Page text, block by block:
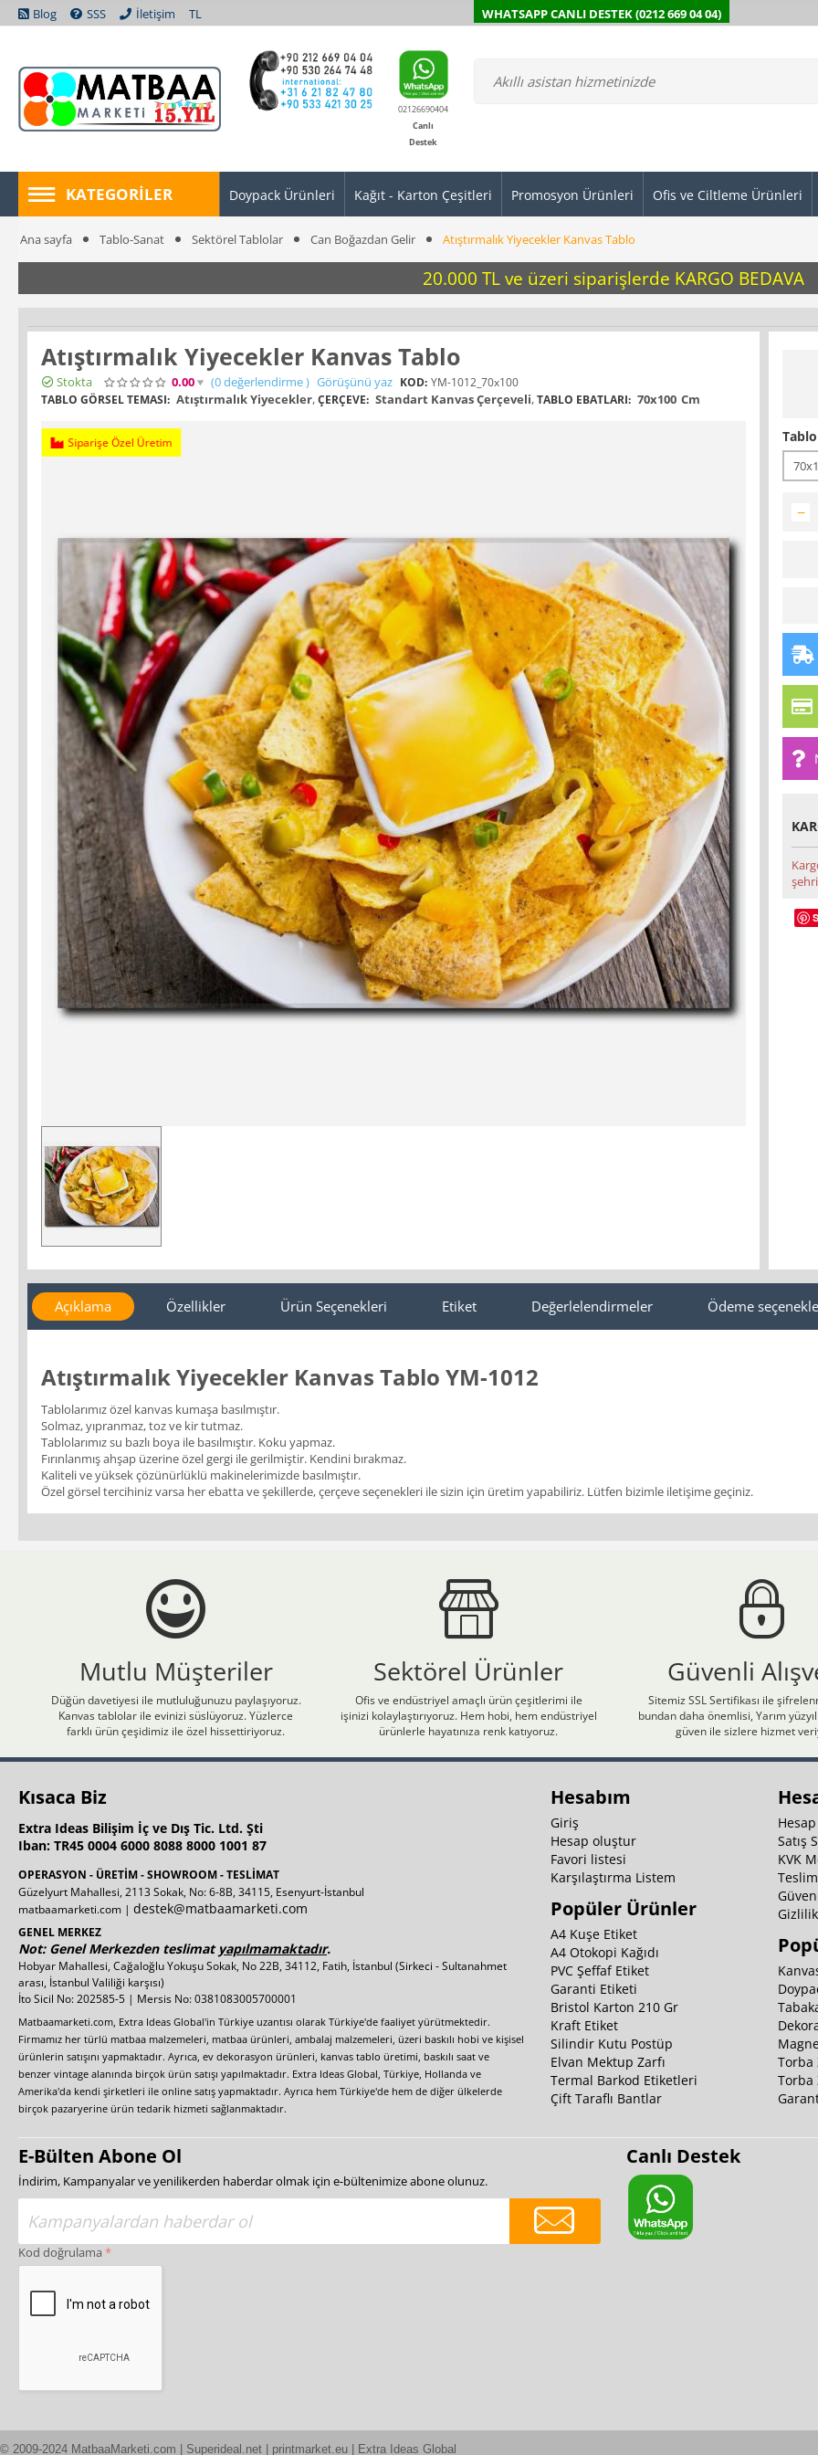
Blog SSS İletişim TL WHATSAPP CANLI DESTEK (0212 669 04 04)
02126690404
Canlı
Destek
KATEGORILER Doypack Ürünleri Kağıt - Karton Çeşitleri Promosyon Ürünleri Ofis ve Ciltleme Ürünleri
Ana sayfa Tablo-Sanat Sektörel Tablolar Can Boğazdan Gelir Atıştırmalık Yiyecekler Kanvas Tablo
20.000 TL ve üzeri siparişlerde KARGO BEDAVA
Atıştırmalık Yiyecekler Kanvas Tablo
Stokta 0.00 (0değerlendirme) Görüşünü yaz KOD: YM-1012_70x100
TABLO GÖRSEL TEMASI: Atıştırmalık Yiyecekler,ÇERÇEVE: Standart Kanvas Çerçeveli,TABLO EBATLARI: 70x100 Cm
Siparişe Özel Üretim
−
Açıklama Özellikler Ürün Seçenekleri Etiket Değerlelendirmeler Ödeme
Atıştırmalık Yiyecekler Kanvas Tablo YM-1012
Tablolarımız özel kanvas kumaşa basılmıştır.
Solmaz, yıpranmaz, toz ve kir tutmaz.
Tablolarımız su bazlı boya ile basılmıştır. Koku yapmaz.
Fırınlanmış ahşap üzerine özel gergi ile gerilmiştir. Kendini bırakmaz.
Kaliteli ve yüksek çözünürlüklü makinelerimizde basılmıştır.
Özel görsel tercihiniz varsa her ebatta ve şekillerde, çerçeve seçenekleri ile sizin için üretim yapabiliriz. Lütfen bizimle iletişime geçiniz.
Mutlu Müşteriler
Düğün davetiyesi ile mutluluğunuzu paylaşıyoruz.
Kanvas tablolar ile evinizi süslüyoruz. Yüzlerce
farklı ürün çeşidimiz ile özel hissettiriyoruz.
Sektörel Ürünler
Ofis ve endüstriyel amaçlı ürün çeşitlerimi ile
işinizi kolaylaştırıyoruz. Hem hobi, hem endüstriyel
ürünlerle hayatınıza renk katıyoruz.
Güvenli
Sitemiz SSL Sertifikası ile
bundan daha önemlisi, Yarım
güven ile sizlere hizmet
Kısaca Biz
Extra Ideas Bilişim İç ve Dış Tic. Ltd. Şti
Iban: TR45 0004 6000 8088 8000 1001 87
OPERASYON - ÜRETİM - SHOWROOM - TESLİMAT
Güzelyurt Mahallesi, 2113 Sokak, No: 6-8B, 34115, Esenyurt-İstanbul
matbaamarketi.com | destek@matbaamarketi.com
GENEL MERKEZ
Not: Genel Merkezden teslimat yapılmamaktadır.
Hobyar Mahallesi, Cağaloğlu Yokuşu Sokak, No 22B, 34112, Fatih, İstanbul (Sirkeci - Sultanahmet
arası, İstanbul Valiliği karşısı)
İto Sicil No: 202585-5 | Mersis No: 0381083005700001
Matbaamarketi.com, Extra Ideas Global'in Türkiye uzantısı olarak Türkiye'de faaliyet yürütmektedir.
Firmamız her türlü matbaa malzemeleri, matbaa ürünleri, ambalaj malzemeleri, üzeri baskılı hobi ve kişisel
ürünlerin satışını yapmaktadır. Ayrıca, ev dekorasyon ürünleri, kanvas tablo üretimi, baskılı saat ve
benzer vintage alanında birçok ürün satışı yapılmaktadır. Extra Ideas Global, Türkiye, Hollanda ve
Amerika'da kendi şirketleri ile online satış yapmaktadır. Ayrıca hem Türkiye'de hem de diğer ülkelerde
birçok pazaryerine ürün tedarik hizmeti sağlanmaktadır.
Hesabım
Giriş
Hesap oluştur
Favori listesi
Karşılaştırma Listem
Popüler Ürünler
A4 Kuşe Etiket
A4 Otokopi Kağıdı
PVC Şeffaf Etiket
Garanti Etiketi
Bristol Karton 210 Gr
Kraft Etiket
Silindir Kutu Postüp
Elvan Mektup Zarfı
Termal Barkod Etiketleri
Çift Taraflı Bantlar
Satış
KVK
Gizlilik
Torba
Torba
E-Bülten Abone Ol
İndirim, Kampanyalar ve yenilikerden haberdar olmak için e-bültenimize abone olunuz.
Kod doğrulama
Canlı Destek
© 2009-2024 MatbaaMarketi.com | Superideal.net | printmarket.eu | Extra Ideas Global